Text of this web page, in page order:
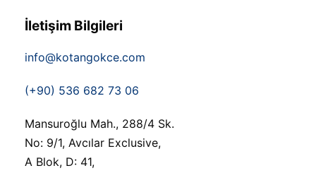
İletişim Bilgileri
info@kotangokce.com
(+90) 536 682 73 06
Mansuroğlu Mah., 288/4 Sk.
No: 9/1, Avcılar Exclusive,
A Blok, D: 41,